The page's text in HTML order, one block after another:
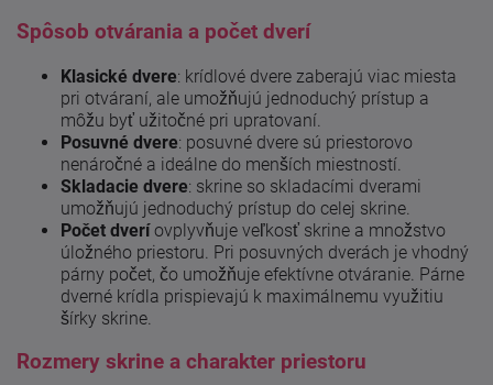
Spôsob otvárania a počet dverí
Klasické dvere: krídlové dvere zaberajú viac miesta
pri otváraní, ale umožňujú jednoduchý prístup a
môžu byť užitočné pri upratovaní.
Posuvné dvere: posuvné dvere sú priestorovo
nenáročné a ideálne do menších miestností.
Skladacie dvere: skrine so skladacími dverami
umožňujú jednoduchý prístup do celej skrine.
Počet dveríovplyvňuje veľkosť skrine a množstvo
úložného priestoru. Pri posuvných dverách je vhodný
párny počet, čo umožňuje efektívne otváranie. Párne
dverné krídla prispievajú k maximálnemu využitiu
šírky skrine.
Rozmery skrine a charakter priestoru